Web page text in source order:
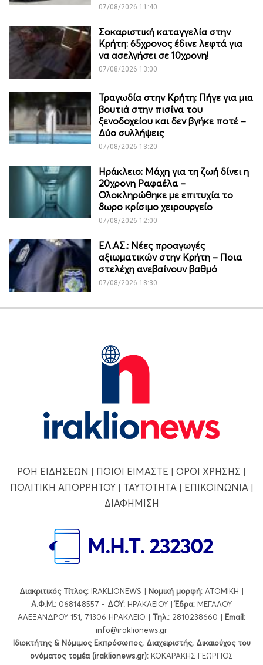
07/08/2026 11:40
Σοκαριστική καταγγελία στην
Κρήτη: 65χρονος έδινε λεφτά για
να ασελγήσει σε 10χρονη!
07/08/2026 13:00
Τραγωδία στην Κρήτη: Πήγε για μια
βουτιά στην πισίνα του
ξενοδοχείου και δεν βγήκε ποτέ –
Δύο συλλήψεις
07/08/2026 13:20
Ηράκλειο: Μάχη για τη ζωή δίνει η
20χρονη Ραφαέλα –
Ολοκληρώθηκε με επιτυχία το
8ωρο κρίσιμο χειρουργείο
07/08/2026 12:00
ΕΛ.ΑΣ.: Νέες προαγωγές
αξιωματικών στην Κρήτη – Ποια
στελέχη ανεβαίνουν βαθμό
07/08/2026 18:30
ΡΟΗ ΕΙΔΗΣΕΩΝ | ΠΟΙΟΙ ΕΙΜΑΣΤΕ | ΟΡΟΙ ΧΡΗΣΗΣ |
ΠΟΛΙΤΙΚΗ ΑΠΟΡΡΗΤΟΥ| ΤΑΥΤΟΤΗΤΑ| ΕΠΙΚΟΙΝΩΝΙΑ|
ΔΙΑΦΗΜΙΣΗ
Διακριτικός Τίτλος: IRAKLIONEWS | Νομική μορφή: ΑΤΟΜΙΚΗ |
Α.Φ.Μ.: 068148557 - ΔΟΥ: ΗΡΑΚΛΕΙΟΥ |Έδρα: ΜΕΓΑΛΟΥ
ΑΛΕΞΑΝΔΡΟΥ 151, 71306 ΗΡΑΚΛΕΙΟ | Τηλ.: 2810238660 | Εmail:
info@iraklionews.gr
Ιδιοκτήτης & Νόμιμος Εκπρόσωπος, Διαχειριστής, Δικαιούχος του
ονόματος τομέα (iraklionews.gr): ΚΟΚΑΡΑΚΗΣ ΓΕΩΡΓΙΟΣ